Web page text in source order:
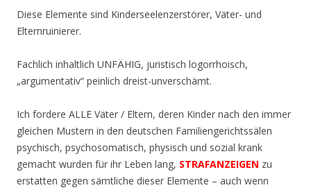
Diese Elemente sind Kinderseelenzerstörer, Väter- und
Elternruinierer.
Fachlich inhaltlich UNFÄHIG, juristisch logorrhoisch,
„argumentativ“ peinlich dreist-unverschämt.
Ich fordere ALLE Väter / Eltern, deren Kinder nach den immer
gleichen Mustern in den deutschen Familiengerichtssälen
psychisch, psychosomatisch, physisch und sozial krank
gemacht wurden für ihr Leben lang, STRAFANZEIGEN zu
erstatten gegen sämtliche dieser Elemente – auch wenn